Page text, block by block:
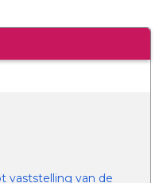
vaststelling van de